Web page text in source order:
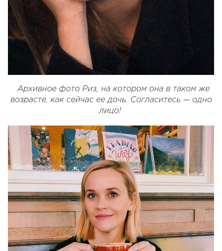
Архивное фото Риз, на котором она в таком же
возрасте, как сейчас ее дочь. Согласитесь — одно
лицо!